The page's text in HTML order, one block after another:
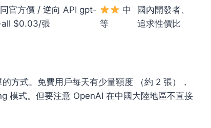
官方價 / 逆向 API gpt-
$0.03/張
中
等
國內開發者、
追求性價比
方式。免費用戶每天有少量額度 （約 2 張），
模式。但要注意 OpenAI 在中國大陸地區不直接